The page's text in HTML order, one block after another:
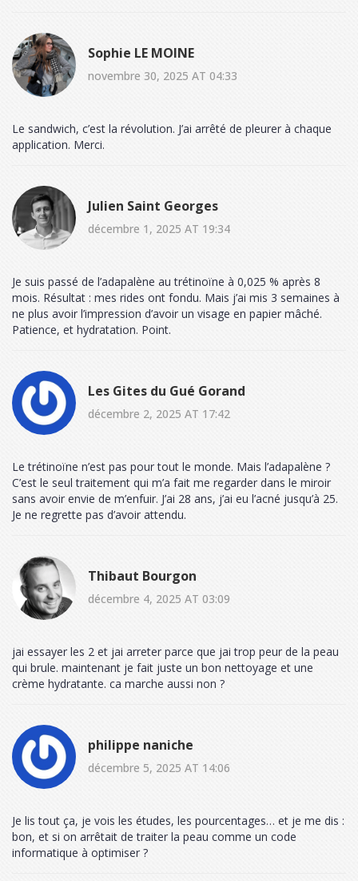
Sophie LE MOINE
novembre 30, 2025 AT 04:33
Le sandwich, c’est la révolution. J’ai arrêté de pleurer à chaque
application. Merci.
Julien Saint Georges
décembre 1, 2025 AT 19:34
Je suis passé de l’adapalène au trétinoïne à 0,025 % après 8
mois. Résultat : mes rides ont fondu. Mais j’ai mis 3 semaines à
ne plus avoir l’impression d’avoir un visage en papier mâché.
Patience, et hydratation. Point.
Les Gites du Gué Gorand
décembre 2, 2025 AT 17:42
Le trétinoïne n’est pas pour tout le monde. Mais l’adapalène ?
C’est le seul traitement qui m’a fait me regarder dans le miroir
sans avoir envie de m’enfuir. J’ai 28 ans, j’ai eu l’acné jusqu’à 25.
Je ne regrette pas d’avoir attendu.
Thibaut Bourgon
décembre 4, 2025 AT 03:09
jai essayer les 2 et jai arreter parce que jai trop peur de la peau
qui brule. maintenant je fait juste un bon nettoyage et une
crème hydratante. ca marche aussi non ?
philippe naniche
décembre 5, 2025 AT 14:06
Je lis tout ça, je vois les études, les pourcentages… et je me dis :
bon, et si on arrêtait de traiter la peau comme un code
informatique à optimiser ?